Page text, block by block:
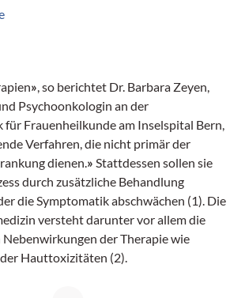
» , so berichtet Dr. Barbara Zeyen,
Psychoonkologin an der
Frauenheilkunde am Inselspital Bern,
Verfahren, die nicht primär der
dienen. » Stattdessen sollen sie
durch zusätzliche Behandlung
die Symptomatik abschwächen (1). Die
versteht darunter vor allem die
der Therapie wie
Hauttoxizitäten (2).